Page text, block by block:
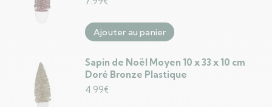
Ajouter au panier
Sapin de Noël Moyen 10 x 33 x 10 cm
Doré Bronze Plastique
4.99€